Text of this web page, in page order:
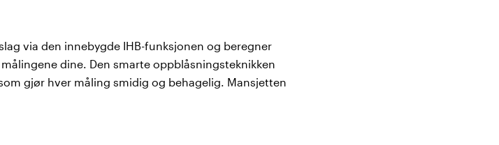
via den innebygde IHB-funksjonen og beregner
dine. Den smarte oppblåsningsteknikken
gjør hver måling smidig og behagelig. Mansjetten